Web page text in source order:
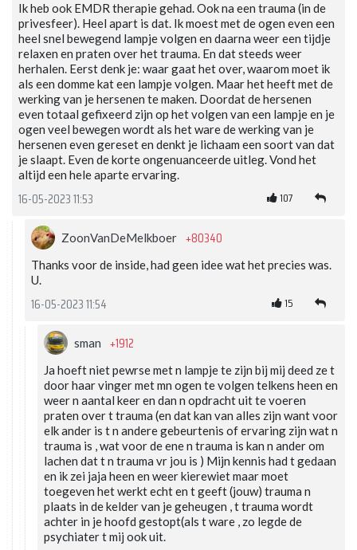
Ik heb ook EMDR therapie gehad. Ook na een trauma (in de
privesfeer). Heel apart is dat. Ik moest met de ogen even een
heel snel bewegend lampje volgen en daarna weer een tijdje
relaxen en praten over het trauma. En dat steeds weer
herhalen. Eerst denk je: waar gaat het over, waarom moet ik
als een domme kat een lampje volgen. Maar het heeft met de
werking van je hersenen te maken. Doordat de hersenen
even totaal gefixeerd zijn op het volgen van een lampje en je
ogen veel bewegen wordt als het ware de werking van je
hersenen even gereset en denkt je lichaam een soort van dat
je slaapt. Even de korte ongenuanceerde uitleg. Vond het
altijd een hele aparte ervaring.
16-05-2023 11:53 107
ZoonVanDeMelkboer +80340
Thanks voor de inside, had geen idee wat het precies was.
U.
16-05-2023 11:54 15
sman +1912
Ja hoeft niet pewrse met n lampje te zijn bij mij deed ze t
door haar vinger met mn ogen te volgen telkens heen en
weer n aantal keer en dan n opdracht uit te voeren
praten over t trauma (en dat kan van alles zijn want voor
elk ander is t n andere gebeurtenis of ervaring zijn wat n
trauma is , wat voor de ene n trauma is kan n ander om
lachen dat t n trauma vr jou is ) Mijn kennis had t gedaan
en ik zei jaja heen en weer kierewiet maar moet
toegeven het werkt echt en t geeft (jouw) trauma n
plaats in de kelder van je geheugen , t trauma wordt
achter in je hoofd gestopt(als t ware , zo legde de
psychiater t mij ook uit.